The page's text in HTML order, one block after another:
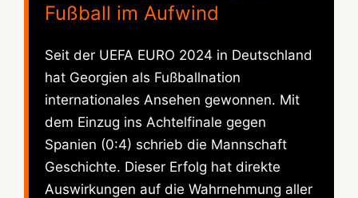
Fußball im Aufwind
Seit der UEFA EURO 2024 in Deutschland
hat Georgien als Fußballnation
internationales Ansehen gewonnen. Mit
dem Einzug ins Achtelfinale gegen
Spanien (0:4) schrieb die Mannschaft
Geschichte. Dieser Erfolg hat direkte
Auswirkungen auf die Wahrnehmung aller